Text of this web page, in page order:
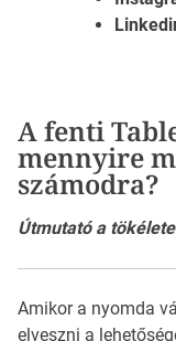
A fenti
mennyire
számodra?
Útmutató a
Amikor a nyomda
elveszni a